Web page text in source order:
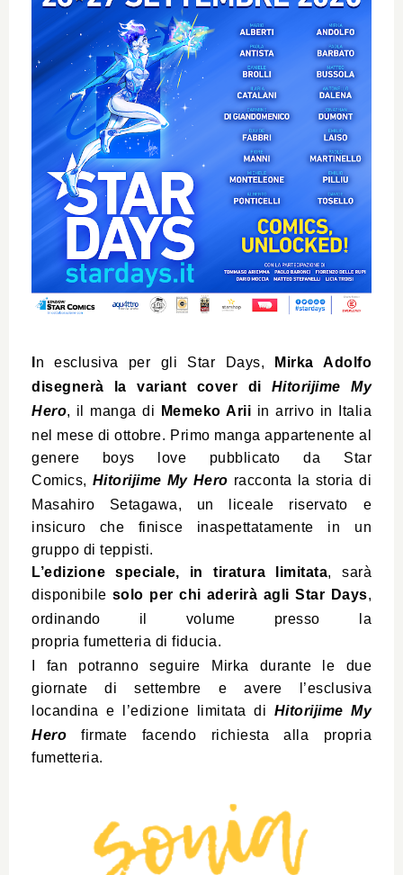
n esclusiva per gli Star Days,
Mirka Adolfo
disegnerà la variant cover di
Hitorijime My
Hero, il manga di Memeko Arii in arrivo in Italia
nel mese di ottobre. Primo manga appartenente al
genere boys love pubblicato da Star
Comics, Hitorijime My Hero racconta la storia di
Masahiro Setagawa, un liceale riservato e
insicuro che finisce inaspettatamente in un
gruppo di teppisti.
L’edizione speciale, in tiratura limitata, sarà
disponibile solo per chi aderirà agli Star Days,
ordinando il volume presso la
propria fumetteria di fid ucia.
I fan potranno seguire Mirka durante le due
giornate di settembre e avere l’esclusiva
locandina e l’edizione limitata di Hitorijime My
Hero firmate facendo richiesta alla propria
fumetteria.